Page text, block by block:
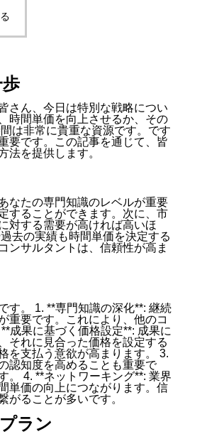
さん、今日は特別な戦略につい
時間単価を向上させるか、その
は非常に貴重な資源です。です
要です。この記事を通じて、皆
法を提供します。
なたの専門知識のレベルが重要
することができます。次に、市
対する需要が高ければ高いほ
去の実績も時間単価を決定する
ンサルタントは、信頼性が高ま
す。 1. **専門知識の深化**: 継続
重要です。これにより、他のコ
成果に基づく価格設定**: 成果に
それに見合った価格を設定する
を支払う意欲が高まります。 3.
認知度を高めることも重要で
。 4. **ネットワーキング**: 業界
単価の向上につながります。信
がることが多いです。
ラン